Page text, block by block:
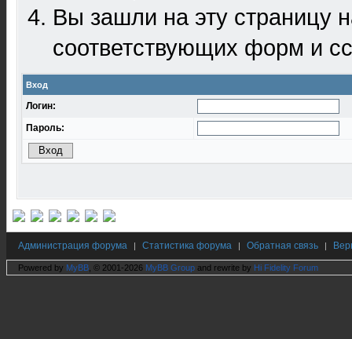
Вы зашли на эту
соответствующих форм и
Вход
Логин:
Пароль:
Администрация форума | Статистика форума | Обратная связь |
Powered by MyBB , © 2001-2026 MyBB Group and rewrite by Hi Fidelity Forum